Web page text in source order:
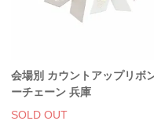
会場別 カウントアップリボ
ーチェーン 兵庫
SOLD OUT